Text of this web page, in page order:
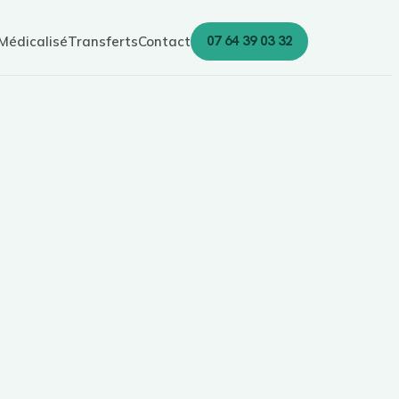
TransfertsContact 07 64 39 03 32